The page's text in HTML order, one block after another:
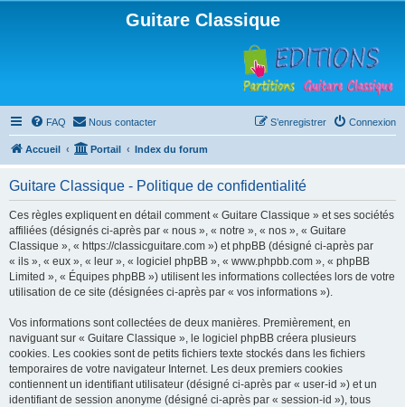
Guitare Classique
FAQ Nous contacter Connexion
S’enregistrer
Accueil Portail Index du forum
Guitare Classique - Politique de confidentialité
Ces règles expliquent en détail comment « Guitare Classique » et ses sociétés
affiliées (désignés ci-après par « nous », « notre », « nos », « Guitare
Classique », « https://classicguitare.com ») et phpBB (désigné ci-après par
« ils », « eux », « leur », « logiciel phpBB », « www.phpbb.com », « phpBB
Limited », « Équipes phpBB ») utilisent les informations collectées lors de votre
utilisation de ce site (désignées ci-après par « vos informations »).
Vos informations sont collectées de deux manières. Premièrement, en
naviguant sur « Guitare Classique », le logiciel phpBB créera plusieurs
cookies. Les cookies sont de petits fichiers texte stockés dans les fichiers
temporaires de votre navigateur Internet. Les deux premiers cookies
contiennent un identifiant utilisateur (désigné ci-après par « user-id ») et un
identifiant de session anonyme (désigné ci-après par « session-id »), tous